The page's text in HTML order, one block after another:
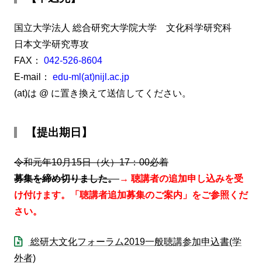
国立大学法人 総合研究大学院大学 文化科学研究科
日本文学研究専攻
FAX： 042-526-8604
E-mail： edu-ml(at)nijl.ac.jp
(at)は @ に置き換えて送信してください。
【提出期日】
令和元年10月15日（火）17：00必着
募集を締め切りました。→ 聴講者の追加申し込みを受
け付けます。「聴講者追加募集のご案内」をご参照くだ
さい。
総研大文化フォーラム2019一般聴講参加申込書(学
外者)